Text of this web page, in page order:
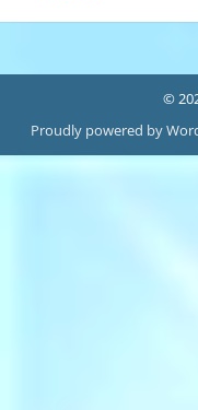
©
Proudly powered by